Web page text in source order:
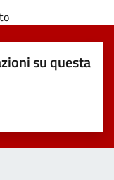
su questa